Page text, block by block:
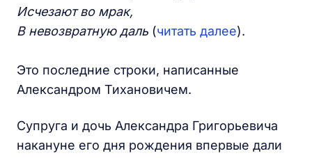
Исчезают во мрак,
В невозвратную даль (читать далее).
Это последние строки, написанные
Александром Тихановичем.
Супруга и дочь Александра Григорьевича
накануне его дня рождения впервые дали